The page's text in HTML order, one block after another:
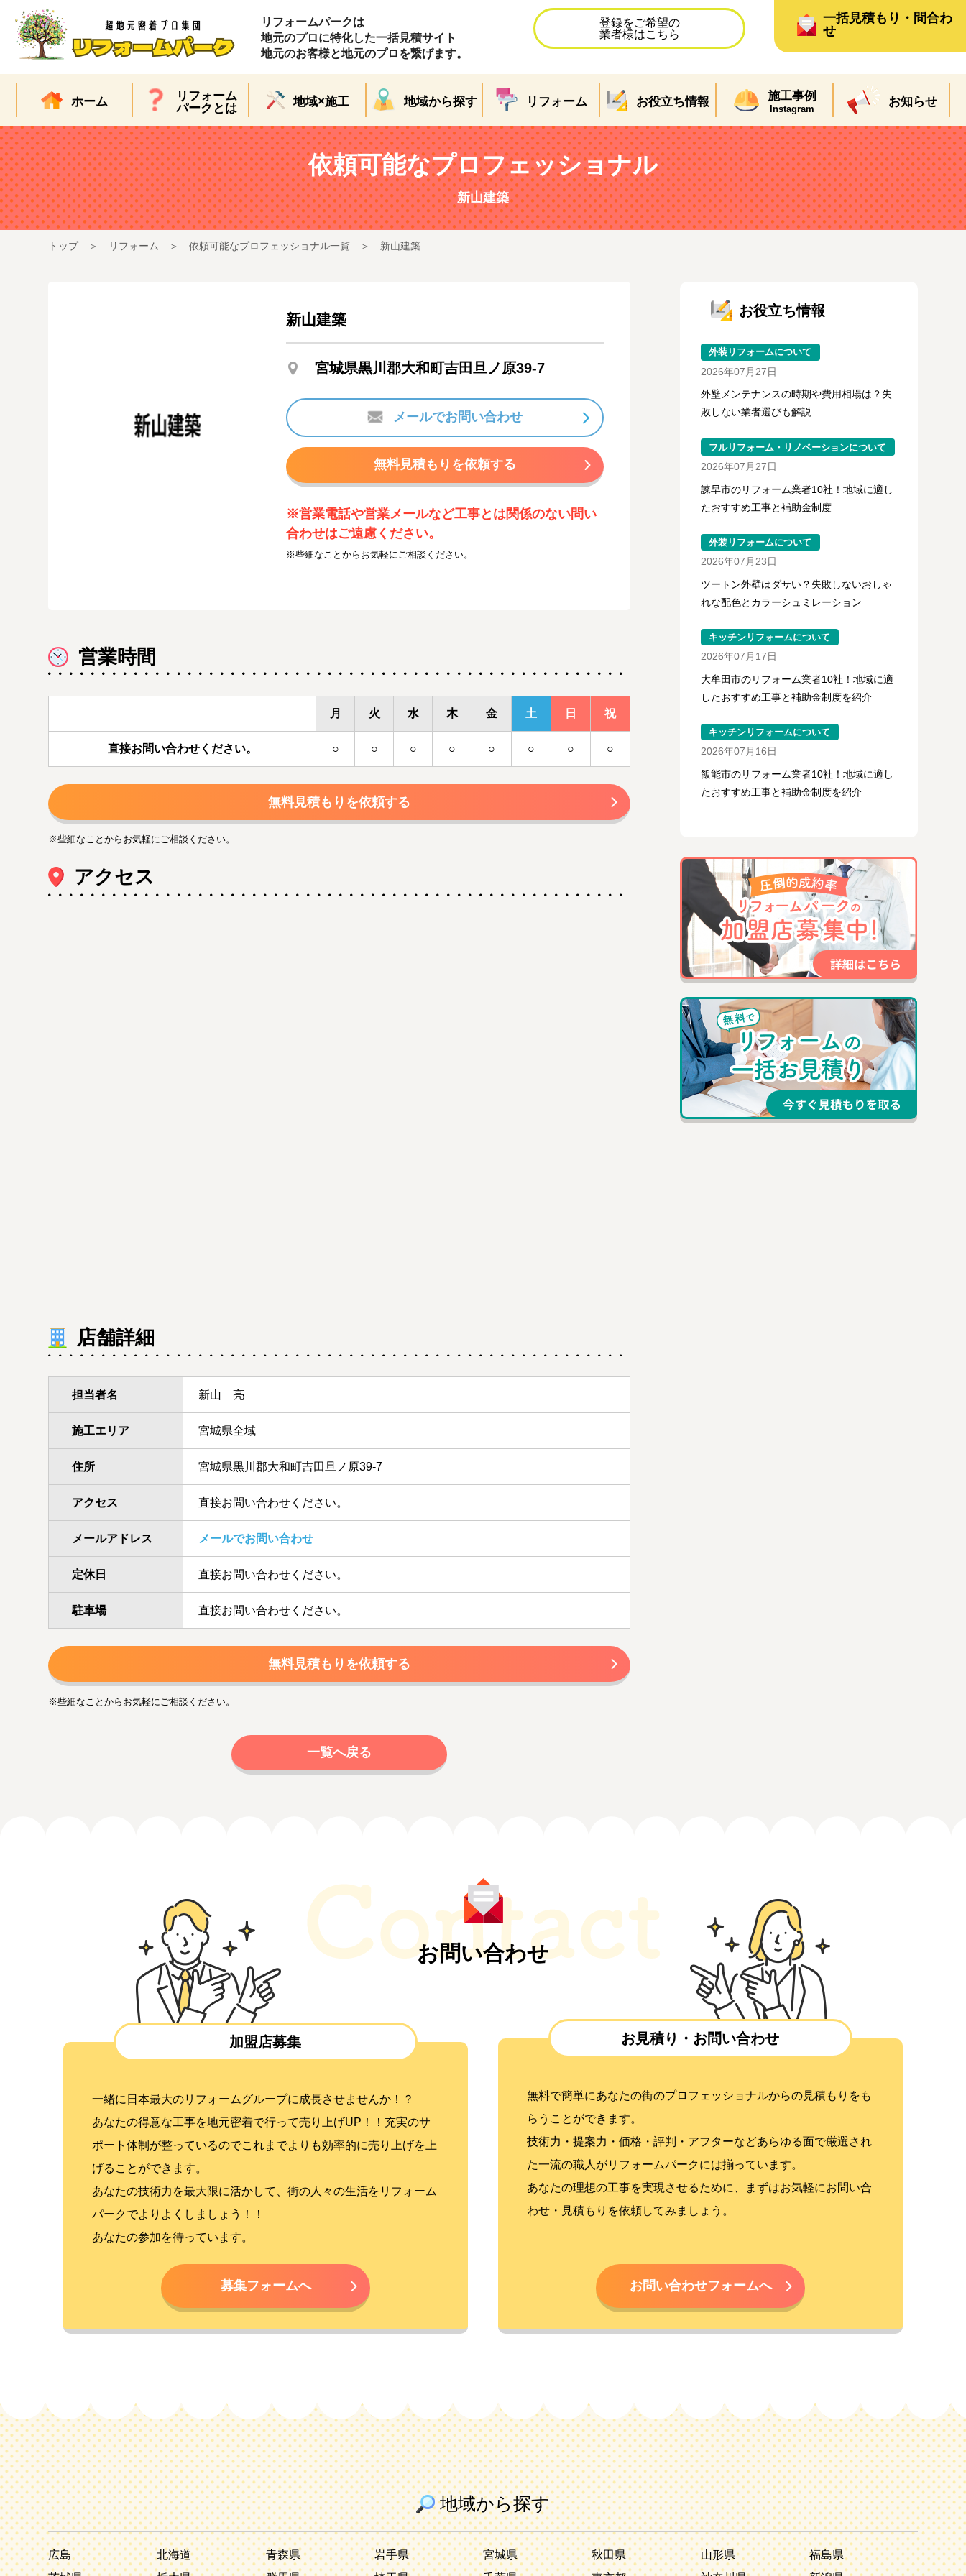
リフォームパークは
地元のプロに特化した一括見積サイト
地元のお客様と地元のプロを繋げます。
登録をご希望の
業者様はこちら
一括見積もり・問合わ
せ
ホーム
リフォーム
パークとは
地域×施工 地域から探す リフォーム お役立ち情報 施工事例
Instagram お知らせ
依頼可能なプロフェッショナル
新山建築
トップ リフォーム 依頼可能なプロフェッショナル一覧 新山建築
新山建築
宮城県黒川郡大和町吉田旦ノ原39-7
メールでお問い合わせ
無料見積もりを依頼する
※営業電話や営業メールなど工事とは関係のない問い
合わせはご遠慮ください。
※些細なことからお気軽にご相談ください。
営業時間
月 火 水 木 金 土 日 祝
直接お問い合わせください。 ○ ○ ○ ○ ○ ○ ○ ○
無料見積もりを依頼する
※些細なことからお気軽にご相談ください。
アクセス
店舗詳細
担当者名 新山 亮
施工エリア 宮城県全域
住所 宮城県黒川郡大和町吉田旦ノ原39-7
アクセス 直接お問い合わせください。
メールアドレス メールでお問い合わせ
定休日 直接お問い合わせください。
駐車場 直接お問い合わせください。
無料見積もりを依頼する
※些細なことからお気軽にご相談ください。
一覧へ戻る
お役立ち情報
外装リフォームについて
2026年07月27日
外壁メンテナンスの時期や費用相場は？失
敗しない業者選びも解説
フルリフォーム・リノベーションについて
2026年07月27日
諫早市のリフォーム業者10社！地域に適し
たおすすめ工事と補助金制度
外装リフォームについて
2026年07月23日
ツートン外壁はダサい？失敗しないおしゃ
れな配色とカラーシュミレーション
キッチンリフォームについて
2026年07月17日
大牟田市のリフォーム業者10社！地域に適
したおすすめ工事と補助金制度を紹介
キッチンリフォームについて
2026年07月16日
飯能市のリフォーム業者10社！地域に適し
たおすすめ工事と補助金制度を紹介
お問い合わせ
加盟店募集
一緒に日本最大のリフォームグループに成長させませんか！？
あなたの得意な工事を地元密着で行って売り上げUP！！充実のサ
ポート体制が整っているのでこれまでよりも効率的に売り上げを上
げることができます。
あなたの技術力を最大限に活かして、街の人々の生活をリフォーム
パークでよりよくしましょう！！
あなたの参加を待っています。
募集フォームへ
お見積り・お問い合わせ
無料で簡単にあなたの街のプロフェッショナルからの見積もりをも
らうことができます。
技術力・提案力・価格・評判・アフターなどあらゆる面で厳選され
た一流の職人がリフォームパークには揃っています。
あなたの理想の工事を実現させるために、まずはお気軽にお問い合
わせ・見積もりを依頼してみましょう。
お問い合わせフォームへ
地域から探す
広島 北海道 青森県 岩手県 宮城県 秋田県 山形県
福島県